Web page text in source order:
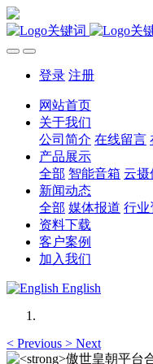
登录 注册
网站首页
关于我们
公司简介 在线留言
产品展示
全部 智能音箱 云摄
新闻动态
全部 媒体报道 行业
资料下载
客户案例
加入我们
English
< Previous > Next